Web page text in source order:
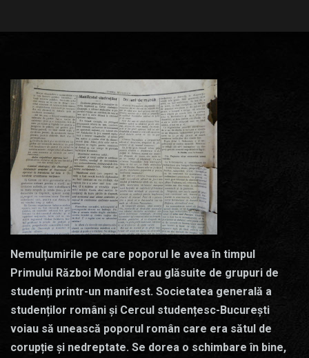
Nemulțumirile pe care poporul le avea în timpul
Primului Război Mondial erau glăsuite de grupuri de
studenți printr-un manifest. Societatea generală a
studenților români și Cercul studențesc-București
voiau să unească poporul român care era sătul de
corupție și nedreptate. Se dorea o schimbare în bine,